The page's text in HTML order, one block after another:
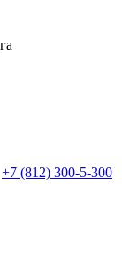
+7 (812) 300-5-300